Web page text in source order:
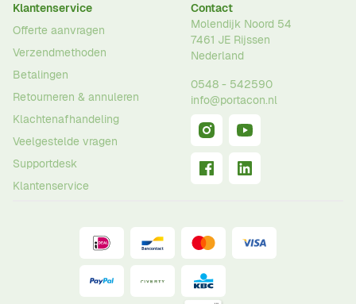
Klantenservice
Offerte aanvragen
Verzendmethoden
Betalingen
Retourneren & annuleren
Klachtenafhandeling
Veelgestelde vragen
Supportdesk
Klantenservice
Contact
Molendijk Noord 54
7461 JE Rijssen
Nederland
0548 - 542590
info@portacon.nl